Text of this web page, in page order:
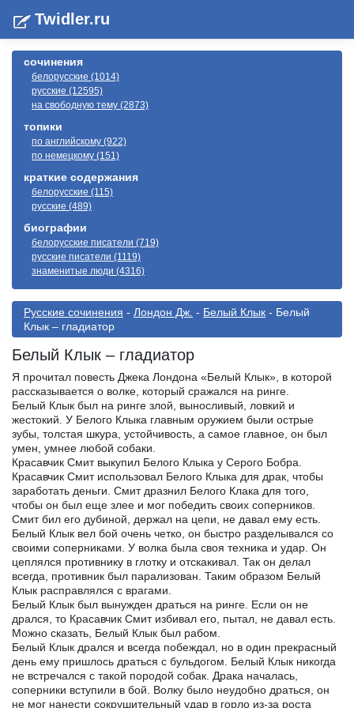
Twidler.ru
сочинения
белорусские (1014)
русские (12595)
на свободную тему (2873)
топики
по английскому (922)
по немецкому (151)
краткие содержания
белорусские (115)
русские (489)
биографии
белорусские писатели (719)
русские писатели (1119)
знаменитые люди (4316)
Русские сочинения - Лондон Дж. - Белый Клык - Белый
Клык – гладиатор
Белый Клык – гладиатор
Я прочитал повесть Джека Лондона «Белый Клык», в которой
рассказывается о волке, который сражался на ринге.
Белый Клык был на ринге злой, выносливый, ловкий и
жестокий. У Белого Клыка главным оружием были острые
зубы, толстая шкура, устойчивость, а самое главное, он был
умен, умнее любой собаки.
Красавчик Смит выкупил Белого Клыка у Серого Бобра.
Красавчик Смит использовал Белого Клыка для драк, чтобы
заработать деньги. Смит дразнил Белого Клака для того,
чтобы он был еще злее и мог победить своих соперников.
Смит бил его дубиной, держал на цепи, не давал ему есть.
Белый Клык вел бой очень четко, он быстро разделывался со
своими соперниками. У волка была своя техника и удар. Он
цеплялся противнику в глотку и отскакивал. Так он делал
всегда, противник был парализован. Таким образом Белый
Клык расправлялся с врагами.
Белый Клык был вынужден драться на ринге. Если он не
дрался, то Красавчик Смит избивал его, пытал, не давал есть.
Можно сказать, Белый Клык был рабом.
Белый Клык дрался и всегда побеждал, но в один прекрасный
день ему пришлось драться с бульдогом. Белый Клык никогда
не встречался с такой породой собак. Драка началась,
соперники вступили в бой. Волку было неудобно драться, он
не мог нанести сокрушительный удар в горло из-за роста